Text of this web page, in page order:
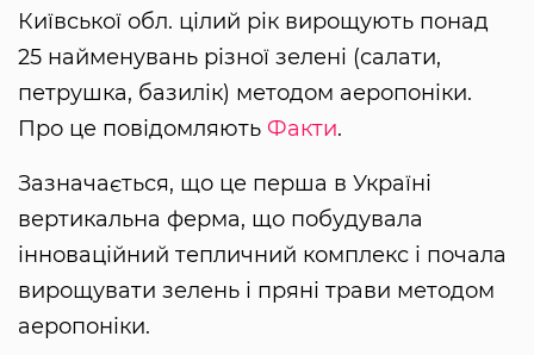
Київської обл. цілий рік вирощують понад
25 найменувань різної зелені (салати,
петрушка, базилік) методом аеропоніки.
Про це повідомляють Факти.
Зазначається, що це перша в Україні
вертикальна ферма, що побудувала
інноваційний тепличний комплекс і почала
вирощувати зелень і пряні трави методом
аеропоніки.